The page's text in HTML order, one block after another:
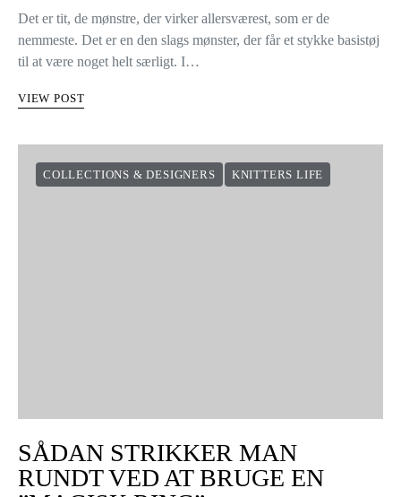
Det er tit, de mønstre, der virker allersværest, som er de
nemmeste. Det er en den slags mønster, der får et stykke basistøj
til at være noget helt særligt. I…
VIEW POST
COLLECTIONS & DESIGNERS KNITTERS LIFE
SÅDAN STRIKKER MAN
RUNDT VED AT BRUGE EN